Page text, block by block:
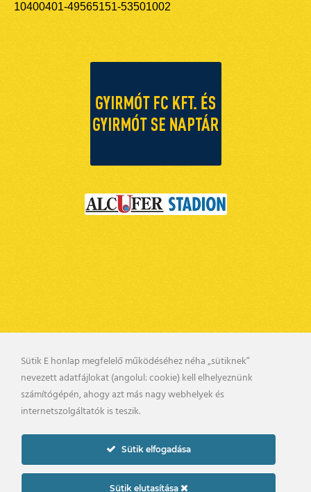
10400401-49565151-53501002
BELSŐ VISSZAÉLÉS BEJELENTÉSI RENDSZER
KAPCSOLAT
UTÁNPÓTLÁS
PÁLYARENDSZABÁLYOK
ADATKEZELÉSI TÁJÉKOZTATÓ
2019. © gyirmotfc.hu
Sütik E honlap megfelelő működéséhez néha „sütiknek”
nevezett adatfájlokat (angolul: cookie) kell elhelyeznünk
számítógépén, ahogy azt más nagy webhelyek és
internetszolgáltatók is teszik.
Sütik elfogadása
Sütik elutasítása